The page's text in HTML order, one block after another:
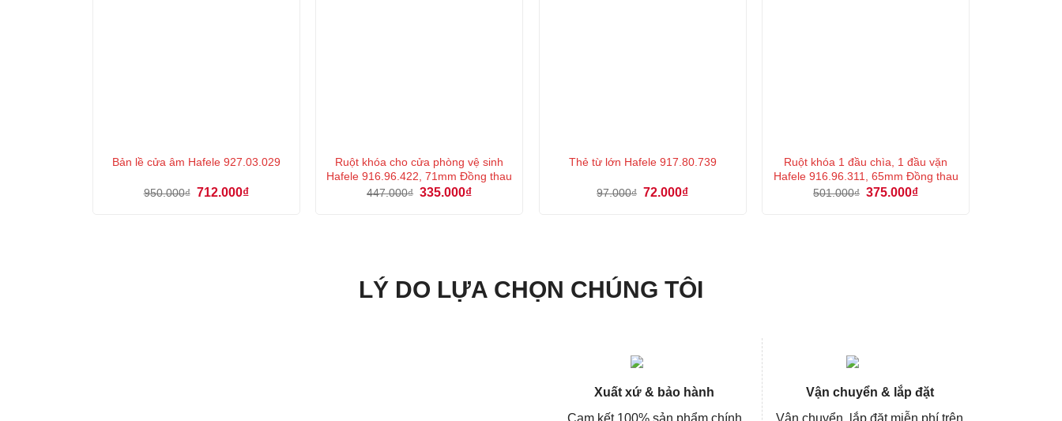
Bản lề cửa âm Hafele 927.03.029
950.000₫ Giá
712.000₫Giá
Ruột khóa cho cửa phòng vệ sinh
Hafele 916.96.422, 71mm Đồng thau
447.000₫ Giá
335.000₫Giá
Thẻ từ lớn Hafele 917.80.739
97.000₫ Giá
72.000₫Giá
Ruột khóa 1 đầu chìa, 1 đầu vặn
Hafele 916.96.311, 65mm Đồng thau
501.000₫ Giá
375.000₫Giá
LÝ DO LỰA CHỌN CHÚNG TÔI
Xuất xứ & bảo hành
Cam kết 100% sản phẩm chính
Vận chuyển & lắp đặt
Vận chuyển, lắp đặt miễn phí trên